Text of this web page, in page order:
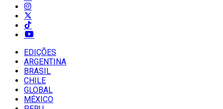
EDIÇÕES
ARGENTINA
BRASIL
CHILE
GLOBAL
MÉXICO